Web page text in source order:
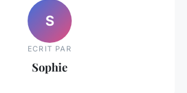
S
ECRIT PAR
Sophie